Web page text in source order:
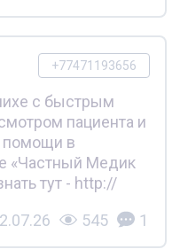
+77471193656
с быстрым
пациента и
помощи в
«Частный Медик
тут - http://
545 1